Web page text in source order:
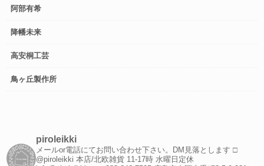
阿部有希
降幡未来
高安桐工芸
鳥ヶ丘製作所
piroleikki
メールor電話にてお問い合わせ下さい。DM見落とします □
@piroleikki 本店/北欧雑貨 11-17時 水曜日定休